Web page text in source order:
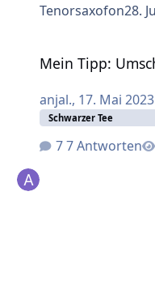
Tenorsaxofon28.
Mein Tipp:
anjal., 17. Mai 2023
Schwarzer Tee
7 Antworten